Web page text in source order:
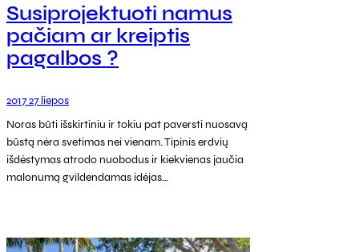
Susiprojektuoti namus
pačiam ar kreiptis
pagalbos ?
2017 27 liepos
Noras būti išskirtiniu ir tokiu pat paversti nuosavą
būstą nėra svetimas nei vienam. Tipinis erdvių
išdėstymas atrodo nuobodus ir kiekvienas jaučia
malonumą gvildendamas idėjas…